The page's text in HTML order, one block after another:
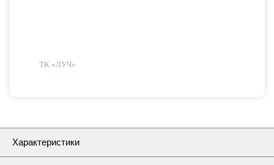
ТК «ЛУЧ»
Характеристики